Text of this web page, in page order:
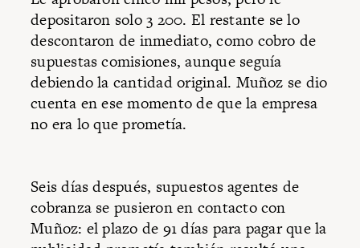
depositaron solo 3 200. El restante se lo
descontaron de inmediato, como cobro de
supuestas comisiones, aunque seguía
debiendo la cantidad original. Muñoz se dio
cuenta en ese momento de que la empresa
no era lo que prometía.
Seis días después, supuestos agentes de
cobranza se pusieron en contacto con
Muñoz: el plazo de 91 días para pagar que la